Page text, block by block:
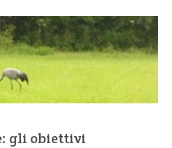
gli obiettivi